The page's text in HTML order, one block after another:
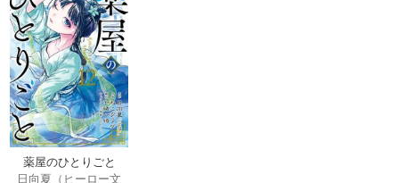
薬屋のひとりごと
日向夏（ヒーロー文